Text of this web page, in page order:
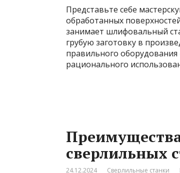
Представьте себе
обработанных
занимает шлифовальный
грубую заготовку в
правильного оборудования
рационального
сверлильных
24.12.2024 Сверлильные станки